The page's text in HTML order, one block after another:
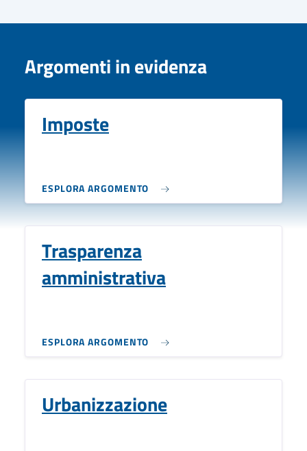
Argomenti in evidenza
Imposte
ESPLORA ARGOMENTO
Trasparenza
amministrativa
ESPLORA ARGOMENTO
Urbanizzazione